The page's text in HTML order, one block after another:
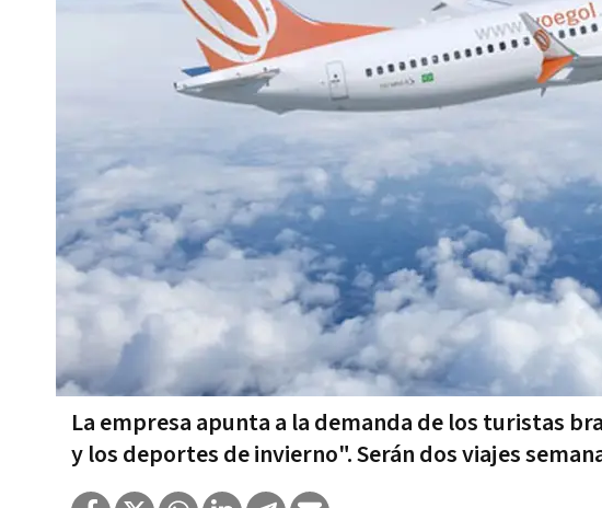
La empresa apunta a la demanda de los turistas
y los deportes de invierno". Serán dos viajes